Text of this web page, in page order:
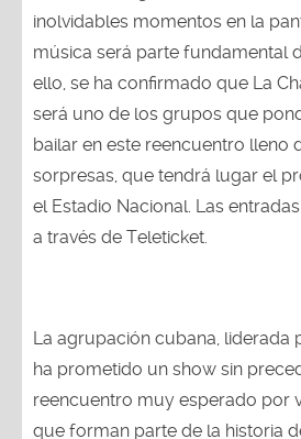
inolvidables momentos en la
música será parte fundamental
ello, se ha confirmado que La
será uno de los grupos que
bailar en este reencuentro lleno
sorpresas, que tendrá lugar el
el Estadio Nacional. Las
a través de Teleticket.
La agrupación cubana, liderada
ha prometido un show sin
reencuentro muy esperado por
que forman parte de la historia